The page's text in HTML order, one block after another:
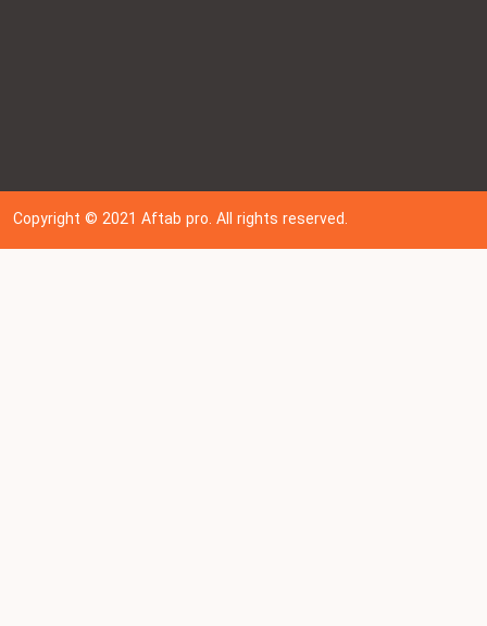
Copyright © 202 1Aftab pro. All rights reserved.